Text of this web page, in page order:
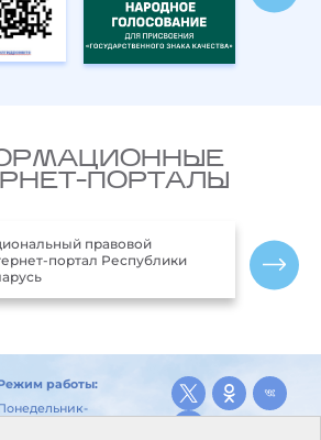
ПОРТАЛЫ
правовой
портал Республики
работы: